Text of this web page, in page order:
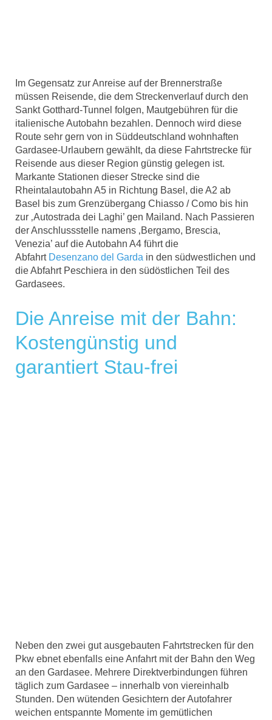
Im Gegensatz zur Anreise auf der Brennerstraße
müssen Reisende, die dem Streckenverlauf durch den
Sankt Gotthard-Tunnel folgen, Mautgebühren für die
italienische Autobahn bezahlen. Dennoch wird diese
Route sehr gern von in Süddeutschland wohnhaften
Gardasee-Urlaubern gewählt, da diese Fahrtstrecke für
Reisende aus dieser Region günstig gelegen ist.
Markante Stationen dieser Strecke sind die
Rheintalautobahn A5 in Richtung Basel, die A2 ab
Basel bis zum Grenzübergang Chiasso / Como bis hin
zur ‚Autostrada dei Laghi’ gen Mailand. Nach Passieren
der Anschlussstelle namens ‚Bergamo, Brescia,
Venezia’ auf die Autobahn A4 führt die
Abfahrt Desenzano del Garda in den südwestlichen und
die Abfahrt Peschiera in den südöstlichen Teil des
Gardasees.
Die Anreise mit der Bahn:
Kostengünstig und
garantiert Stau-frei
Neben den zwei gut ausgebauten Fahrtstrecken für den
Pkw ebnet ebenfalls eine Anfahrt mit der Bahn den Weg
an den Gardasee. Mehrere Direktverbindungen führen
täglich zum Gardasee – innerhalb von viereinhalb
Stunden. Den wütenden Gesichtern der Autofahrer
weichen entspannte Momente im gemütlichen